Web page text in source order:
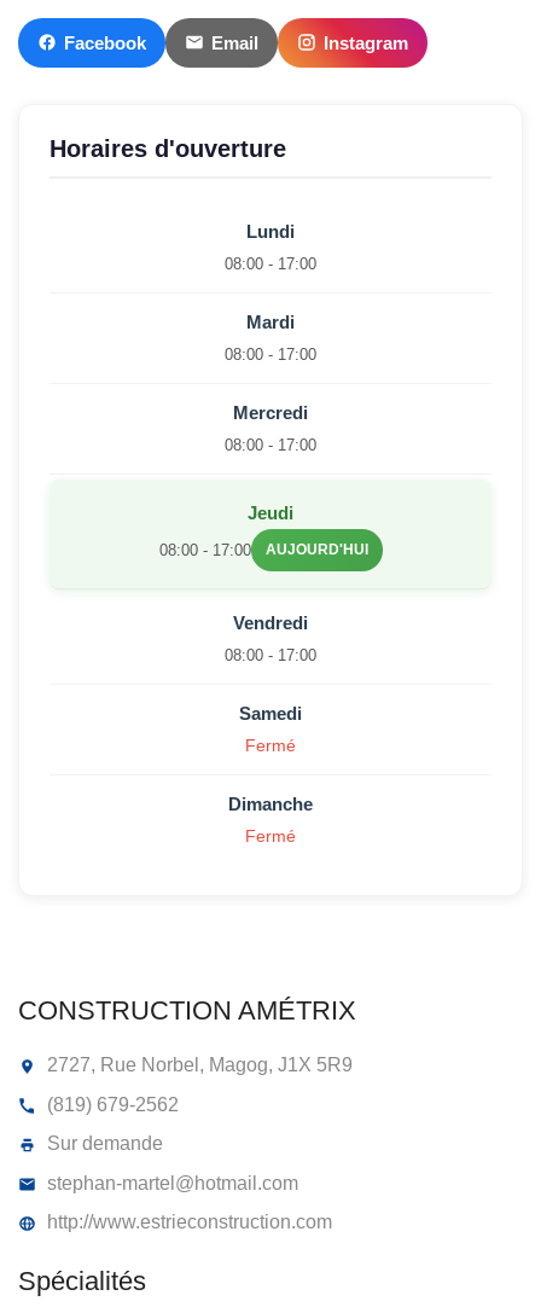
CONSTRUCTION AMÉTRIX
(819) 679-2562
Facebook Email Instagram
Horaires d'ouverture
Lundi
08:00 - 17:00
Mardi
08:00 - 17:00
Mercredi
08:00 - 17:00
Jeudi
08:00 - 17:00 AUJOURD'HUI
Vendredi
08:00 - 17:00
Samedi
Fermé
Dimanche
Fermé